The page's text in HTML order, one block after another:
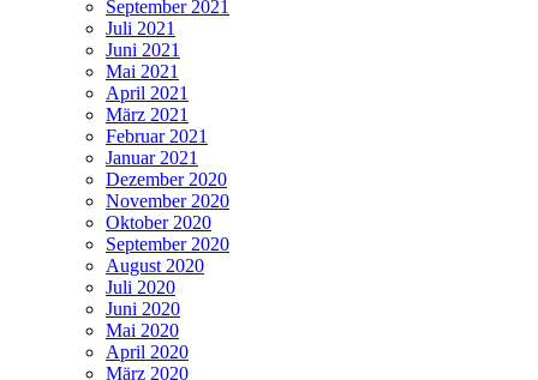
September 2021
Juli 2021
Juni 2021
Mai 2021
April 2021
März 2021
Februar 2021
Januar 2021
Dezember 2020
November 2020
Oktober 2020
September 2020
August 2020
Juli 2020
Juni 2020
Mai 2020
April 2020
März 2020